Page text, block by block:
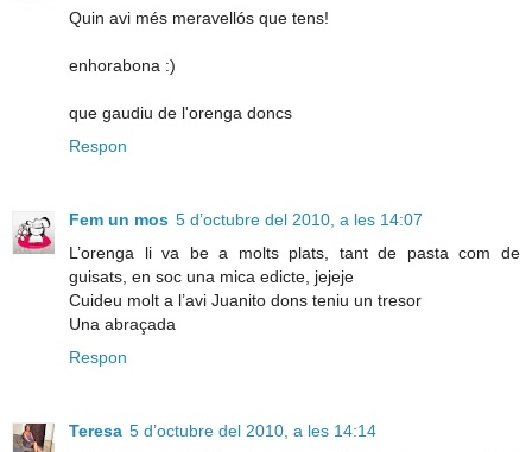
Quin avi més meravellós que tens!
enhorabona :)
que gaudiu de l'orenga doncs
Respon
Fem un mos 5 d’octubre del 2010, a les 14:07
L’orenga li va be a molts plats, tant de pasta com de
guisats, en soc una mica edicte, jejeje
Cuideu molt a l’avi Juanito dons teniu un tresor
Una abraçada
Respon
Teresa 5 d’octubre del 2010, a les 14:14